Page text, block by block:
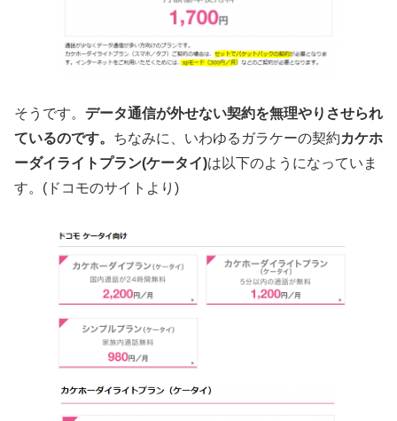
そうです。 データ通信が外せない契約を無理やりさせられ
ているのです。 ちなみに、いわゆるガラケーの契約カケホ
ーダイライトプラン(ケータイ)は以下のようになっていま
す。(ドコモのサイトより)